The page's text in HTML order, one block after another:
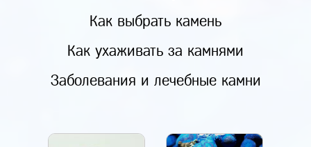
Как выбрать камень
Как ухаживать за камнями
Заболевания и лечебные камни